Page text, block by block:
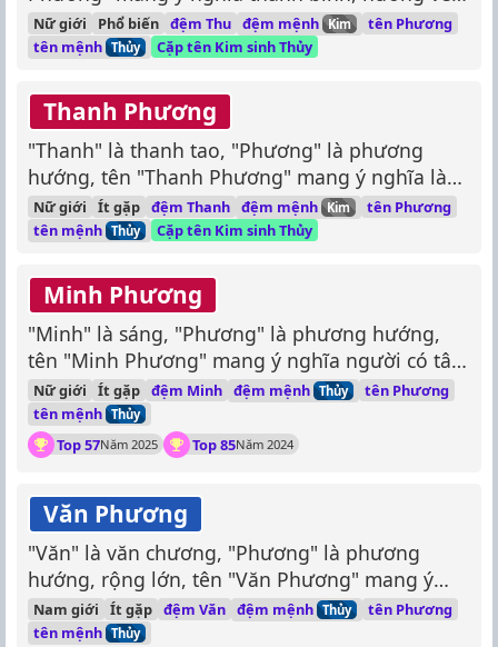
sự tốt đẹp như tiết trời mùa thu.
Nữ giới Phổ biến đệm Thu đệm mệnh Kim
tên Phương
tên mệnh Thủy Cặp tên Kim sinh Thủy
Thanh Phương
"Thanh" là thanh tao, "Phương" là phương
hướng, tên "Thanh Phương" mang ý nghĩa là
người thanh tao, lịch thiệp, có đường hướng rõ
ràng trong cuộc sống.
Nữ giới Ít gặp đệm Thanh đệm mệnh Kim
tên Phương
tên mệnh Thủy Cặp tên Kim sinh Thủy
Minh Phương
"Minh" là sáng, "Phương" là phương hướng,
tên "Minh Phương" mang ý nghĩa người có tâm
sáng, hướng về những điều tốt đẹp, chính
nghĩa.
Nữ giới Ít gặp đệm Minh đệm mệnh Thủy
tên Phương
tên mệnh Thủy
Top 57Năm 2025 Top 85Năm 2024
Văn Phương
"Văn" là văn chương, "Phương" là phương
hướng, rộng lớn, tên "Văn Phương" mang ý
nghĩa tâm hồn rộng lớn, yêu thích văn chương,
có chí hướng.
Nam giới Ít gặp đệm Văn đệm mệnh Thủy
tên Phương
tên mệnh Thủy